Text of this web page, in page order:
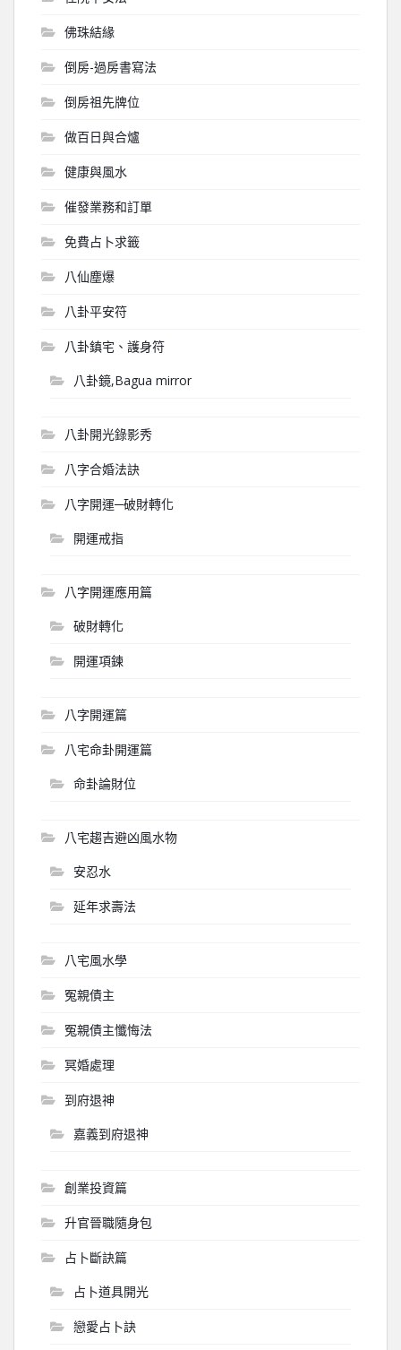
佛珠結緣
倒房-過房書寫法
倒房祖先牌位
做百日與合爐
健康與風水
催發業務和訂單
免費占卜求籤
八仙塵爆
八卦平安符
八卦鎮宅、護身符
八卦鏡,Bagua mirror
八卦開光錄影秀
八字合婚法訣
八字開運─破財轉化
開運戒指
八字開運應用篇
破財轉化
開運項鍊
八字開運篇
八宅命卦開運篇
命卦論財位
八宅趨吉避凶風水物
安忍水
延年求壽法
八宅風水學
冤親債主
冤親債主懺悔法
冥婚處理
到府退神
嘉義到府退神
創業投資篇
升官晉職隨身包
占卜斷訣篇
占卜道具開光
戀愛占卜訣